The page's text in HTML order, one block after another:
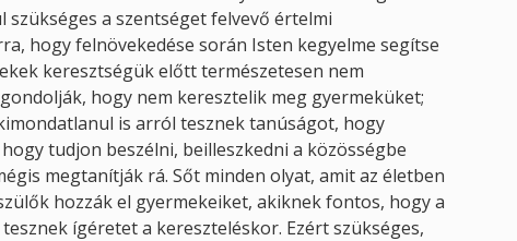
a szentséget felvevő értelmi
hogy felnövekedése során Isten kegyelme segítse
keresztségük előtt természetesen nem
hogy nem keresztelik meg gyermeküket;
is arról tesznek tanúságot, hogy
tudjon beszélni, beilleszkedni a közösségbe
megtanítják rá. Sőt minden olyat, amit az életben
hozzák el gyermekeiket, akiknek fontos, hogy a
ígéretet a kereszteléskor. Ezért szükséges,